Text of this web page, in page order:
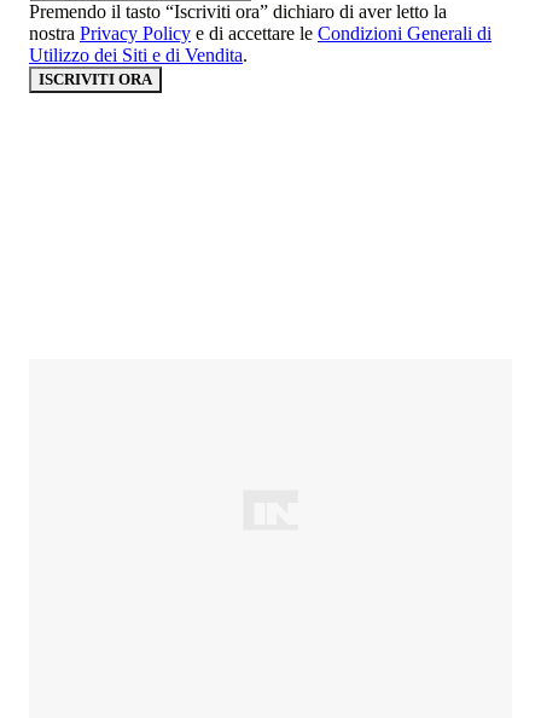
Premendo il tasto “Iscriviti ora” dichiaro di aver letto la
nostra Privacy Policy e di accettare le Condizioni Generali di
Utilizzo dei Siti e di Vendita.
ISCRIVITI ORA